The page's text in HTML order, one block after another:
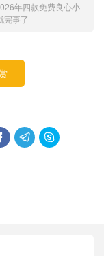
年四款免费良心小
完事了
 